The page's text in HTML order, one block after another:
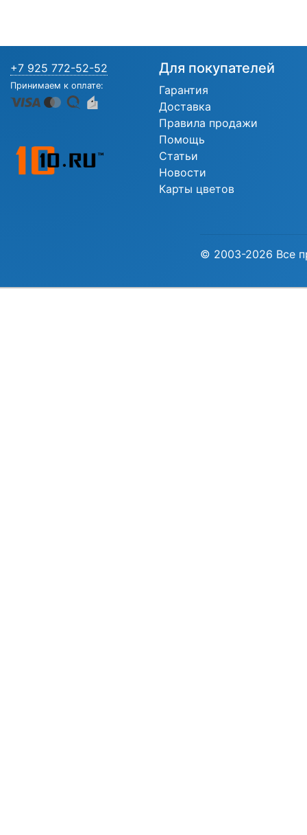
+7 925 772-52-52
Принимаем к оплате:
Для покупателей
Гарантия
Доставка
Правила продажи
Помощь
Статьи
Новости
Карты цветов
© 2003-2026 Все